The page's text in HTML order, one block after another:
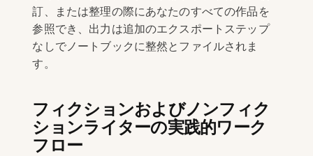
訂、または整理の際にあなたのすべての作品を
参照でき、出力は追加のエクスポートステップ
なしでノートブックに整然とファイルされま
す。
フィクションおよびノンフィク
ションライターの実践的ワーク
フロー